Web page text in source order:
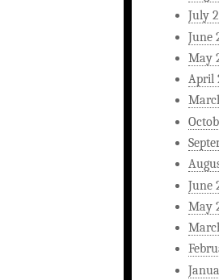
July
June
May
April
June
May